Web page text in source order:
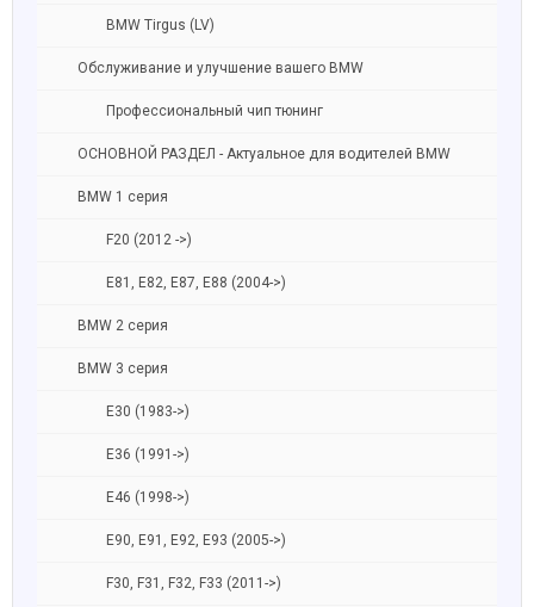
BMW Tirgus (LV)
Обслуживание и улучшение вашего BMW
Профессиональный чип тюнинг
ОСНОВНОЙ РАЗДЕЛ - Актуальное для водителей BMW
BMW 1 серия
F20 (2012 ->)
E81, E82, E87, E88 (2004->)
BMW 2 серия
BMW 3 серия
E30 (1983->)
E36 (1991->)
E46 (1998->)
E90, E91, E92, E93 (2005->)
F30, F31, F32, F33 (2011->)